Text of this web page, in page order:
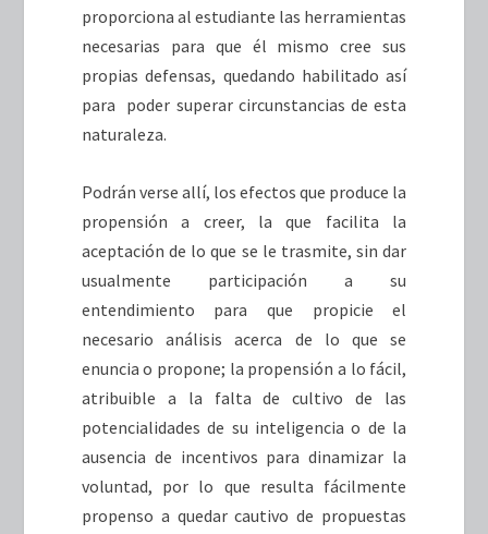
proporciona al estudiante las herramientas
necesarias para que él mismo cree sus
propias defensas, quedando habilitado así
para poder superar circunstancias de esta
naturaleza.
Podrán verse allí, los efectos que produce la
propensión a creer, la que facilita la
aceptación de lo que se le trasmite, sin dar
usualmente participación a su
entendimiento para que propicie el
necesario análisis acerca de lo que se
enuncia o propone; la propensión a lo fácil,
atribuible a la falta de cultivo de las
potencialidades de su inteligencia o de la
ausencia de incentivos para dinamizar la
voluntad, por lo que resulta fácilmente
propenso a quedar cautivo de propuestas